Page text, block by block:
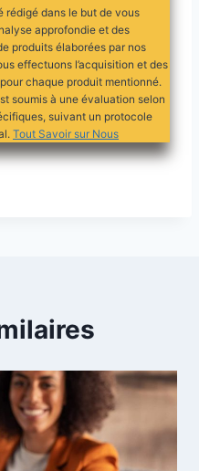
rédigé dans le but de vous
approfondie et des
produits élaborées par nos
effectuons l’acquisition et des
chaque produit mentionné.
soumis à une évaluation selon
suivant un protocole
Tout Savoir sur Nous